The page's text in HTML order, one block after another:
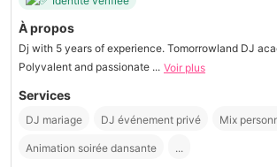
À propos
Dj with 5 years of experience. Tomorrowland DJ
Polyvalent and passionate ... Voir plus
Services
DJ mariage DJ événement privé Mix
Animation soirée dansante ...